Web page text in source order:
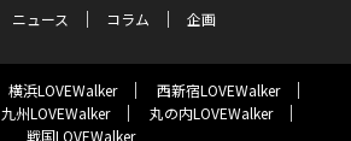
ニュース コラム 企画
横浜LOVEWalker
西新宿LOVEWalker
九州LOVEWalker
丸の内LOVEWalker
戦国LOVEWalker